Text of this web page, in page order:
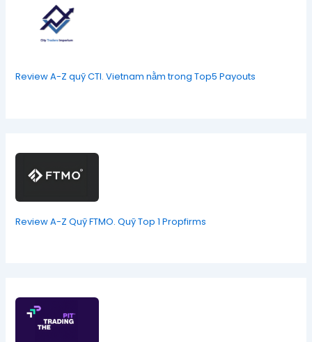
Review A-Z quỹ CTI. Vietnam nằm trong Top5 Payouts
Review A-Z Quỹ FTMO. Quỹ Top 1 Propfirms